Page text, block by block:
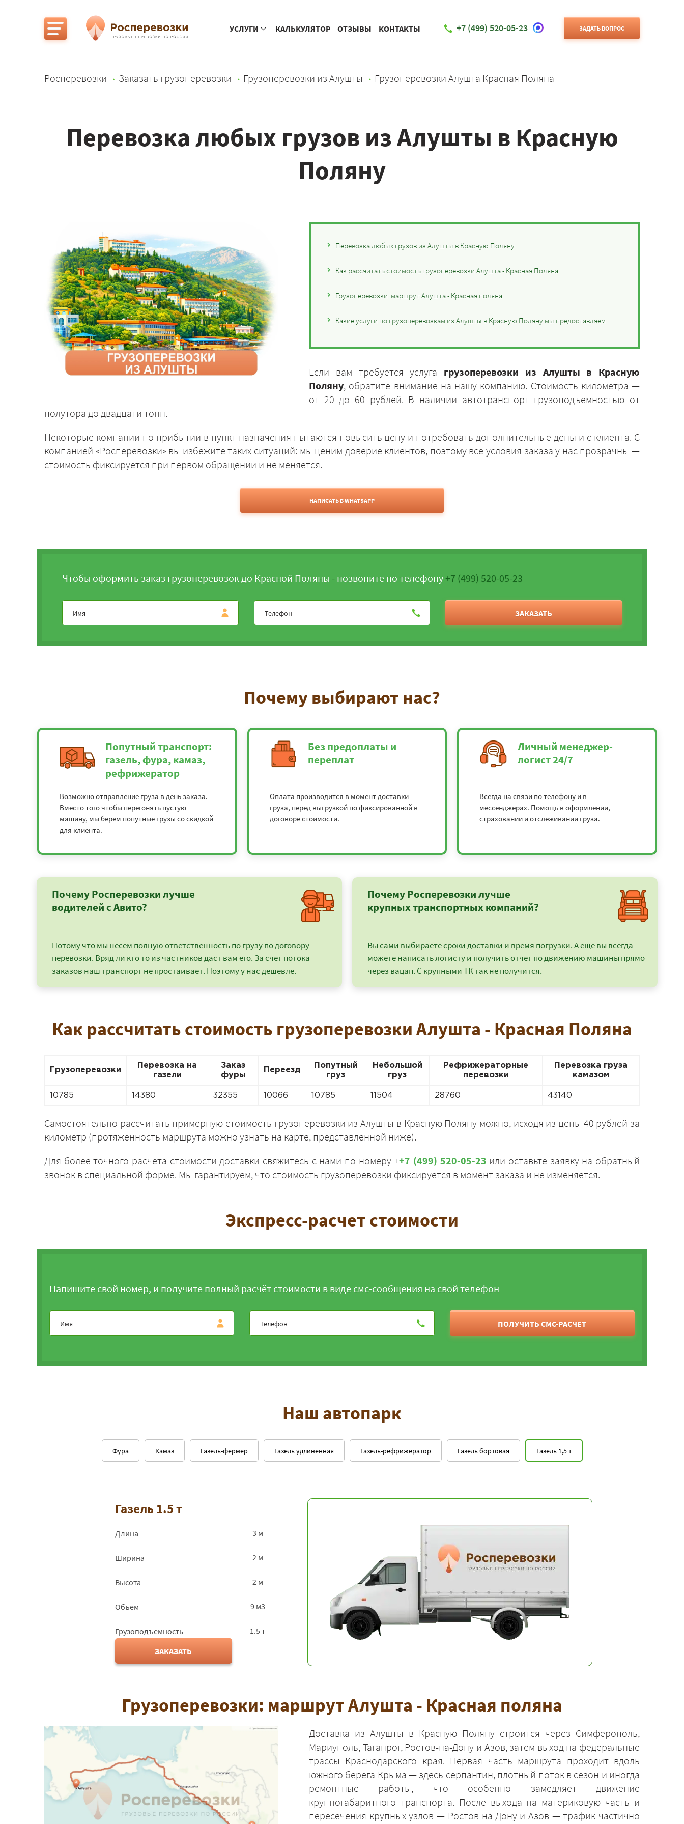
УСЛУГИ КАЛЬКУЛЯТОР ОТЗЫВЫ КОНТАКТЫ +7 (499) 520-05-23 ЗАДАТЬ ВОПРОС
Росперевозки Заказать грузоперевозки Грузоперевозки из Алушты Грузоперевозки Алушта Красная Поляна
Перевозка любых грузов из Алушты в Красную
Поляну
Перевозка любых грузов из Алушты в Красную Поляну
Как рассчитать стоимость грузоперевозки Алушта - Красная Поляна
Грузоперевозки: маршрут Алушта - Красная поляна
Какие услуги по грузоперевозкам из Алушты в Красную Поляну мы предоставляем
Если вам требуется услуга грузоперевозки из Алушты в Красную
Поляну, обратите внимание на нашу компанию. Стоимость километра —
от 20 до 60 рублей. В наличии автотранспорт грузоподъемностью от
полутора до двадцати тонн.
Некоторые компании по прибытии в пункт назначения пытаются повысить цену и потребовать дополнительные деньги с клиента. С
компанией «Росперевозки» вы избежите таких ситуаций: мы ценим доверие клиентов, поэтому все условия заказа у нас прозрачны —
стоимость фиксируется при первом обращении и не меняется.
НАПИСАТЬ В WHATSAPP
Чтобы оформить заказ грузоперевозок до Красной Поляны - позвоните по телефону+7 (499) 520-05-23
ЗАКАЗАТЬ
Почему выбирают нас?
Попутный транспорт:
газель, фура, камаз,
рефрижератор
Возможно отправление груза в день заказа.
Вместо того чтобы перегонять пустую
машину, мы берем попутные грузы со скидкой
для клиента.
Без предоплаты и
переплат
Оплата производится в момент доставки
груза, перед выгрузкой по фиксированной в
договоре стоимости.
Личный менеджер-
логист 24/7
Всегда на связи по телефону и в
мессенджерах. Помощь в оформлении,
страховании и отслеживании груза.
Почему Росперевозки лучше
водителей с Авито?
Потому что мы несем полную ответственность по грузу по договору
перевозки. Вряд ли кто то из частников даст вам его. За счет потока
заказов наш транспорт не простаивает. Поэтому у нас дешевле.
Почему Росперевозки лучше
крупных транспортных компаний?
Вы сами выбираете сроки доставки и время погрузки. А еще вы всегда
можете написать логисту и получить отчет по движению машины прямо
через вацап. С крупными ТК так не получится.
Как рассчитать стоимость грузоперевозки Алушта - Красная Поляна
Грузоперевозки
Перевозка на
газели
Заказ
фуры
Переезд
Попутный
груз
Небольшой
груз
Рефрижераторные
перевозки
Перевозка груза
камазом
10785 14380 32355 10066 10785 11504 28760 43140
Самостоятельно рассчитать примерную стоимость грузоперевозки из Алушты в Красную Поляну можно, исходя из цены 40 рублей за
километр (протяжённость маршрута можно узнать на карте, представленной ниже).
Для более точного расчёта стоимости доставки свяжитесь с нами по номеру ++7 (499) 520-05-23 или оставьте заявку на обратный
звонок в специальной форме. Мы гарантируем, что стоимость грузоперевозки фиксируется в момент заказа и не изменяется.
Экспресс-расчет стоимости
Напишите свой номер, и получите полный расчёт стоимости в виде смс-сообщения на свой телефон
ПОЛУЧИТЬ СМС-РАСЧЕТ
Наш автопарк
Газель 1,5 т
Газель удлиненная Газель бортовая
Газель-рефрижератор
Газель-фермер
Камаз
Фура
Газель 1.5 т
Длина 3 м
Ширина 2 м
Высота 2 м
Объем 9 м3
Грузоподъемность
1.5 т
ЗАКАЗАТЬ
Грузоперевозки: маршрут Алушта - Красная поляна
Доставка из Алушты в Красную Поляну строится через Симферополь,
Мариуполь, Таганрог, Ростов-на-Дону и Азов, затем выход на федеральные
трассы Краснодарского края. Первая часть маршрута проходит вдоль
южного берега Крыма — здесь серпантин, плотный поток в сезон и иногда
ремонтные работы, что особенно замедляет движение
крупногабаритного транспорта. После выхода на материковую часть и
пересечения крупных узлов — Ростов-на-Дону и Азов — трафик частично
+7 (499) 520-05-23
ЗАКАЗАТЬ